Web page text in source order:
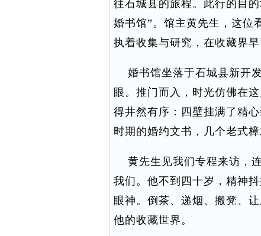
往石城县的旅程。此行的目
婚书馆”。馆主黄先生，这位
执着收集与研究，在收藏界早
婚书馆坐落于石城县新开
眼。推门而入，时光仿佛在
得井然有序：四壁挂满了精
时期的婚约文书，几个老式
黄先生见我们专程来访，
我们。他不到四十岁，精神
眼神。倒茶、递烟、搬凳、
他的收藏世界。